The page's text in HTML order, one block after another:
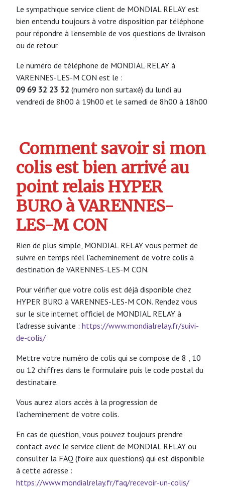
Le sympathique service client de MONDIAL RELAY est
bien entendu toujours à votre disposition par téléphone
pour répondre à l’ensemble de vos questions de livraison
ou de retour.
Le numéro de téléphone de MONDIAL RELAY à
VARENNES-LES-M CON est le :
09 69 32 23 32 (numéro non surtaxé) du lundi au
vendredi de 8h00 à 19h00 et le samedi de 8h00 à 18h00
Comment savoir si mon
colis est bien arrivé au
point relais HYPER
BURO à VARENNES-
LES-M CON
Rien de plus simple, MONDIAL RELAY vous permet de
suivre en temps réel l’acheminement de votre colis à
destination de VARENNES-LES-M CON.
Pour vérifier que votre colis est déjà disponible chez
HYPER BURO à VARENNES-LES-M CON. Rendez vous
sur le site internet officiel de MONDIAL RELAY à
l’adresse suivante : https://www.mondialrelay.fr/suivi-
de-colis/
Mettre votre numéro de colis qui se compose de 8 , 10
ou 12 chiffres dans le formulaire puis le code postal du
destinataire.
Vous aurez alors accès à la progression de
l’acheminement de votre colis.
En cas de question, vous pouvez toujours prendre
contact avec le service client de MONDIAL RELAY ou
consulter la FAQ (foire aux questions) qui est disponible
à cette adresse :
https://www.mondialrelay.fr/faq/recevoir-un-colis/